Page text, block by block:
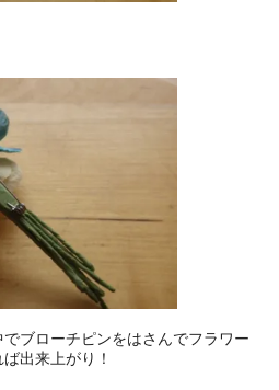
ブローチピンをはさんでフラワー
出来上がり！